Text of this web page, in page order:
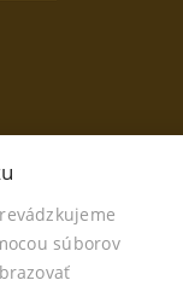
Realitné Centrum
mail:
súborov